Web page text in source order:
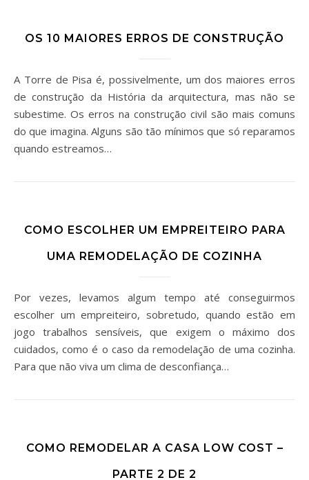
OS 10 MAIORES ERROS DE CONSTRUÇÃO
A Torre de Pisa é, possivelmente, um dos maiores erros
de construção da História da arquitectura, mas não se
subestime. Os erros na construção civil são mais comuns
do que imagina. Alguns são tão mínimos que só reparamos
quando estreamos…
COMO ESCOLHER UM EMPREITEIRO PARA
UMA REMODELAÇÃO DE COZINHA
Por vezes, levamos algum tempo até conseguirmos
escolher um empreiteiro, sobretudo, quando estão em
jogo trabalhos sensíveis, que exigem o máximo dos
cuidados, como é o caso da remodelação de uma cozinha.
Para que não viva um clima de desconfiança…
COMO REMODELAR A CASA LOW COST –
PARTE 2 DE 2